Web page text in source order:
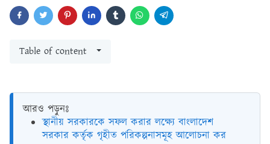
Table of content
আরও পড়ুনঃ
স্থানীয় সরকারকে সফল করার লক্ষ্যে বাংলাদেশ
সরকার কর্তৃক গৃহীত পরিকল্পনাসমূহ আলোচনা কর